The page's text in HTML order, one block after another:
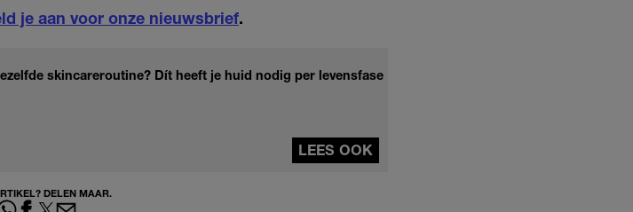
je aan voor onze nieuwsbrief.
skincareroutine? Dít heeft je huid nodig per levensfase
LEES OOK
DELEN MAAR.